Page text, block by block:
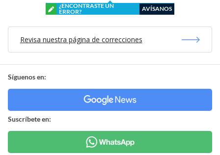
¿ENCONTRASTE UN
ERROR?
AVÍSANOS
Revisa nuestra página de correcciones
Síguenos en:
Suscríbete en: